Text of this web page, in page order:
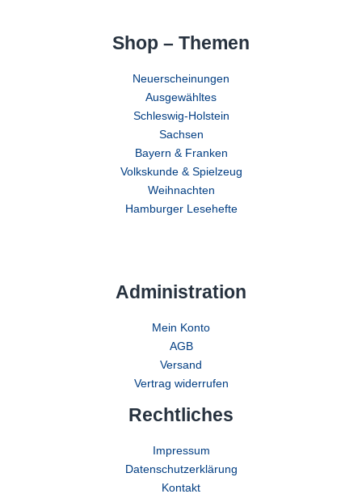
Shop – Themen
Neuerscheinungen
Ausgewähltes
Schleswig-Holstein
Sachsen
Bayern & Franken
Volkskunde & Spielzeug
Weihnachten
Hamburger Lesehefte
Administration
Mein Konto
AGB
Versand
Vertrag widerrufen
Rechtliches
Impressum
Datenschutzerklärung
Kontakt